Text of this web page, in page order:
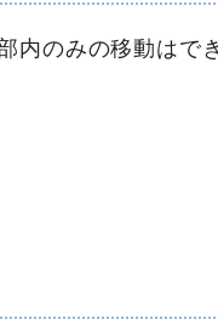
内のみの移動はで